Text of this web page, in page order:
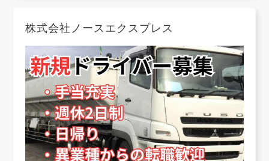
株式会社ノースエクスプレス